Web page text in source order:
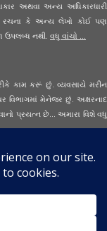
અથવા અન્ય અધિકારધારી
રચના કે અન્ય લેખો કોઈ પણ
ઉપલબ્ધ નથી. વધુ વાંચો ...
કામ કરૂં છું. વ્યવસાયે મરીન
વિભાગમાં મેનેજર છું. અક્ષરનાદ
પ્રયત્ન છે... અમારા વિશે વધુ
·